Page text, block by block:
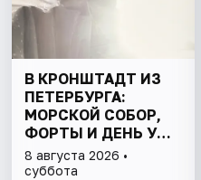
В КРОНШТАДТ ИЗ
ПЕТЕРБУРГА:
МОРСКОЙ СОБОР,
ФОРТЫ И ДЕНЬ У
ФИНСКОГО ЗАЛИВА.
ВСЁ ВКЛЮЧЕНО
8 августа 2026 •
суббота